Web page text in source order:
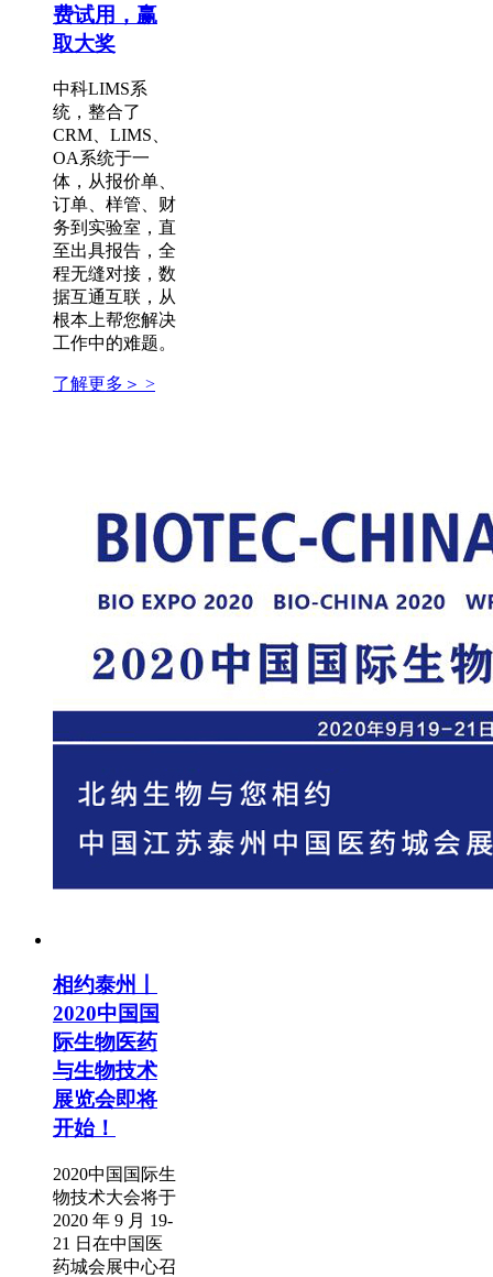
费试用，赢
取大奖
中科LIMS系
统，整合了
CRM、LIMS、
OA系统于一
体，从报价单、
订单、样管、财
务到实验室，直
至出具报告，全
程无缝对接，数
据互通互联，从
根本上帮您解决
工作中的难题。
了解更多＞ >
相约泰州丨
2020中国国
际生物医药
与生物技术
展览会即将
开始！
2020中国国际生
物技术大会将于
2020 年 9 月 19-
21 日在中国医
药城会展中心召